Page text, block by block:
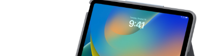
于
iPad (A16)